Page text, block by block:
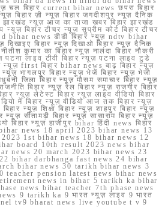
चल बिहार current bihar news छपरा बिहार
बिहार ज़ी न्यूज़ बिहार जगदीशपुर न्यूज़ दैनिक
झारखंड न्यूज़ आज का ताजा खबर बिहार झारखंड
बिहार टीचर न्यूज़ सुप्रीम कोर्ट बिहार टीचर
bihar news डीडी बिहार न्यूज़ ndtv bihar
दिखाइए बिहार न्यूज़ दिखाओ बिहार न्यूज़ दैनिक
कुमार का बिहार न्यूज़ नालंदा बिहार नौकरी
लाइव टीवी बिहार न्यूज़ पटना लाइव टुडे
first बिहार bihar news बाढ़ बिहार न्यूज़
न्यूज़ भागलपुर बिहार न्यूज़ भेजें बिहार न्यूज़ भेजो
जिला बिहार न्यूज़ मौसम समाचार बिहार न्यूज़
बिहार न्यूज़ रेल बिहार न्यूज़ राजगीर बिहार
न्यूज़ लेटेस्ट बिहार न्यूज़ लाइव वीडियो बिहार
में बिहार न्यूज़ वीडियो आज तक बिहार न्यूज़
न्यूज़ शिक्षा बिहार न्यूज़ शाहपुर बिहार न्यूज़
सीतामढ़ी बिहार न्यूज़ सासाराम बिहार न्यूज़
बिहार न्यूज़ हाजीपुर bihar हिंदी news बिहार
18 bihar news 18 april 2023 bihar news 13
1st bihar news 18 bihar news 12
board 10th result 2023 news bihar
news 20 march 2023 bihar news 23
bihar darbhanga fast news 24 bihar
bihar news 30 tarikh bihar news 3
pension latest news bihar news
news in bihar 5 tarikh ka bihar
news bihar teacher 7th phase news
9 tarikh ka 9 भारत न्यूज़ लाइव 9 भारत
tv9 bharat news live youtube t v 9